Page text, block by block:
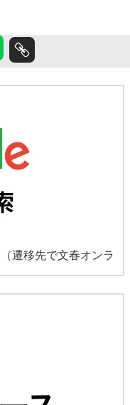
（遷移先で文春オンラ